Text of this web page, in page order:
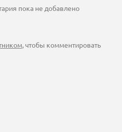
пока не добавлено
, чтобы комментировать